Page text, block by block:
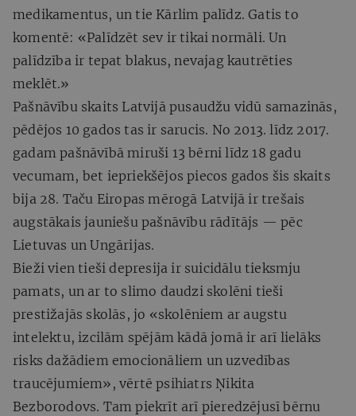
medikamentus, un tie Kārlim palīdz. Gatis to
komentē: «Palīdzēt sev ir tikai normāli. Un
palīdzība ir tepat blakus, nevajag kautrēties
meklēt.»
Pašnāvību skaits Latvijā pusaudžu vidū samazinās,
pēdējos 10 gados tas ir sarucis. No 2013. līdz 2017.
gadam pašnāvībā miruši 13 bērni līdz 18 gadu
vecumam, bet iepriekšējos piecos gados šis skaits
bija 28. Taču Eiropas mērogā Latvijā ir trešais
augstākais jauniešu pašnāvību rādītājs — pēc
Lietuvas un Ungārijas.
Bieži vien tieši depresija ir suicidālu tieksmju
pamats, un ar to slimo daudzi skolēni tieši
prestižajās skolās, jo «skolēniem ar augstu
intelektu, izcilām spējām kādā jomā ir arī lielāks
risks dažādiem emocionāliem un uzvedības
traucējumiem», vērtē psihiatrs Ņikita
Bezborodovs. Tam piekrīt arī pieredzējusī bērnu